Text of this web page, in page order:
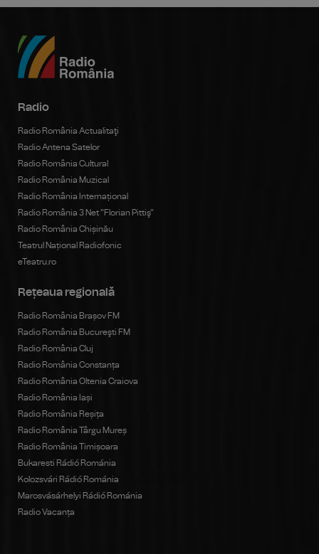
Radio
Radio România Actualitaţi
Radio Antena Satelor
Radio România Cultural
Radio România Muzical
Radio România Internațional
Radio România 3 Net "Florian Pittiş"
Radio România Chișinău
Teatrul Național Radiofonic
eTeatru.ro
Rețeaua regională
Radio România Brașov FM
Radio România Bucureşti FM
Radio România Cluj
Radio România Constanța
Radio România Oltenia Craiova
Radio România Iași
Radio România Reșița
Radio România Târgu Mureș
Radio România Timișoara
Bukaresti Rádió Románia
Kolozsvári Rádió Románia
Marosvásárhelyi Rádió Románia
Radio Vacanța